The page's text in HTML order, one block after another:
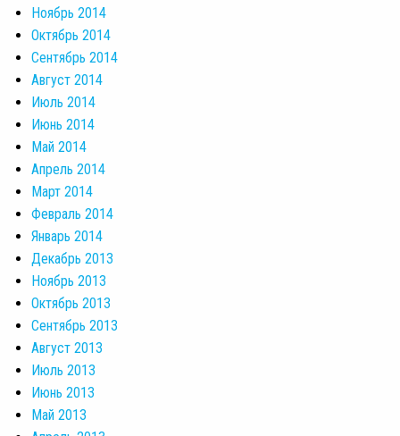
Ноябрь 2014
Октябрь 2014
Сентябрь 2014
Август 2014
Июль 2014
Июнь 2014
Май 2014
Апрель 2014
Март 2014
Февраль 2014
Январь 2014
Декабрь 2013
Ноябрь 2013
Октябрь 2013
Сентябрь 2013
Август 2013
Июль 2013
Июнь 2013
Май 2013